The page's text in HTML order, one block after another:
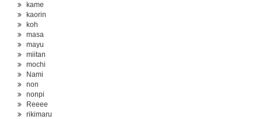
kame
kaorin
koh
masa
mayu
miitan
mochi
Nami
non
nonpi
Reeee
rikimaru